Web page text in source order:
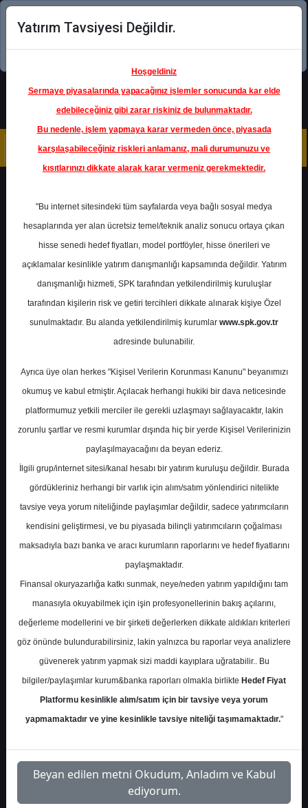
Şimdi uygulamayı indirin!
Ana Sayfa Raporlar
Deniz Yatırım
Rapor Detay
Aksa Enerji - Hedef Fiyat
Deniz Yatırım 06 Mart 2026
Aksa Enerji 4Ç25’te 9,9 milyar TL satış geliri,
2,9 milyar TL FAVÖK ve 1,14 milyar TL net
kâr açıkladı; net kâr beklentilerin üzerinde
gerçekleşirken satışlar beklentinin hafif
altında kaldı. Satışlardaki reel daralmaya
rağmen marjlarda iyileşme görülürken
FAVÖK marjı %29,5’e yükseldi ve kârlılıkta
uluslararası operasyonların güçlü katkısı
dikkat çekti.
Şirketin net borcu 47,9 milyar TL’ye
yükselerek Net Borç/FAVÖK oranı 4,0x
yeni santrallerin katkısıyla gelir
görünümünün desteklenmesi beklenirken
hedef fiyat 95 TL’ye yükseltilerek “AL”
Yatırım Tavsiyesi Değildir.
Hoşgeldiniz
Sermaye piyasalarında yapacağınız işlemler sonucunda kar elde
edebileceğiniz gibi zarar riskiniz de bulunmaktadır.
Bu nedenle, işlem yapmaya karar vermeden önce, piyasada
karşılaşabileceğiniz riskleri anlamanız, mali durumunuzu ve
kısıtlarınızı dikkate alarak karar vermeniz gerekmektedir.
"Bu internet sitesindeki tüm sayfalarda veya bağlı sosyal medya
hesaplarında yer alan ücretsiz temel/teknik analiz sonucu ortaya çıkan
hisse senedi hedef fiyatları, model portföyler, hisse önerileri ve
açıklamalar kesinlikle yatırım danışmanlığı kapsamında değildir. Yatırım
danışmanlığı hizmeti, SPK tarafından yetkilendirilmiş kuruluşlar
tarafından kişilerin risk ve getiri tercihleri dikkate alınarak kişiye Özel
sunulmaktadır. Bu alanda yetkilendirilmiş kurumlar www.spk.gov.tr
adresinde bulunabilir.
Ayrıca üye olan herkes "Kişisel Verilerin Korunması Kanunu" beyanımızı
okumuş ve kabul etmiştir. Açılacak herhangi hukiki bir dava neticesinde
platformumuz yetkili merciler ile gerekli uzlaşmayı sağlayacaktır, lakin
zorunlu şartlar ve resmi kurumlar dışında hiç bir yerde Kişisel Verilerinizin
paylaşılmayacağını da beyan ederiz.
İlgili grup/internet sitesi/kanal hesabı bir yatırım kuruluşu değildir. Burada
gördükleriniz herhangi bir varlık için alım/satım yönlendirici nitelikte
tavsiye veya yorum niteliğinde paylaşımlar değildir, sadece yatırımcıların
kendisini geliştirmesi, ve bu piyasada bilinçli yatırımcıların çoğalması
maksadıyla bazı banka ve aracı kurumların raporlarını ve hedef fiyatlarını
paylaşmaktadır.
Finansal okuryazarlığa katkı sunmak, neye/neden yatırım yapıldığını tam
manasıyla okuyabilmek için işin profesyonellerinin bakış açılarını,
değerleme modellerini ve bir şirketi değerlerken dikkate aldıkları kriterleri
göz önünde bulundurabilirsiniz, lakin yalnızca bu raporlar veya analizlere
güvenerek yatırım yapmak sizi maddi kayıplara uğratabilir.. Bu
bilgiler/paylaşımlar kurum&banka raporları olmakla birlikte Hedef Fiyat
Platformu kesinlikle alım/satım için bir tavsiye veya yorum
yapmamaktadır ve yine kesinlikle tavsiye niteliği taşımamaktadır."
Beyan edilen metni Okudum, Anladım ve Kabul
ediyorum.